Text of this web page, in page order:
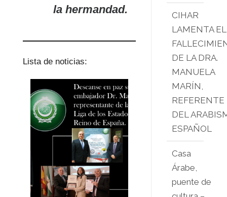
la hermandad.
Lista de noticias:
CIHAR
LAMENTA EL
DE LA DRA.
MANUELA
MARÍN,
REFERENTE
DEL
ESPAÑOL
Casa
Árabe,
puente de